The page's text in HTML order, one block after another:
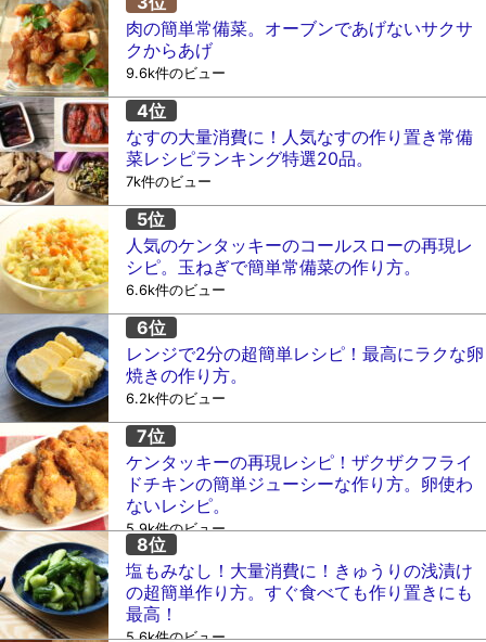
肉の簡単常備菜。オーブンであげないサクサ
クからあげ
9.6k件のビュー
なすの大量消費に！人気なすの作り置き常備
菜レシピランキング特選20品。
7k件のビュー
人気のケンタッキーのコールスローの再現レ
シピ。玉ねぎで簡単常備菜の作り方。
6.6k件のビュー
レンジで2分の超簡単レシピ！最高にラクな卵
焼きの作り方。
6.2k件のビュー
ケンタッキーの再現レシピ！ザクザクフライ
ドチキンの簡単ジューシーな作り方。卵使わ
ないレシピ。
5.9k件のビュー
塩もみなし！大量消費に！きゅうりの浅漬け
の超簡単作り方。すぐ食べても作り置きにも
最高！
5.6k件のビュー